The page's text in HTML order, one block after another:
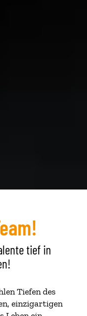
tief in
Tiefen des
einzigartigen